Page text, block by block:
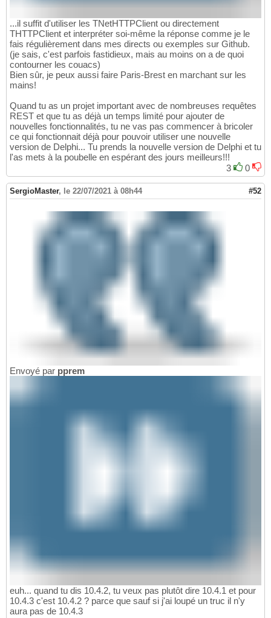
...il suffit d'utiliser les TNetHTTPClient ou directement
THTTPClient et interpréter soi-même la réponse comme je le
fais régulièrement dans mes directs ou exemples sur Github.
(je sais, c'est parfois fastidieux, mais au moins on a de quoi
contourner les couacs)
Bien sûr, je peux aussi faire Paris-Brest en marchant sur les
mains!
Quand tu as un projet important avec de nombreuses requêtes
REST et que tu as déjà un temps limité pour ajouter de
nouvelles fonctionnalités, tu ne vas pas commencer à bricoler
ce qui fonctionnait déjà pour pouvoir utiliser une nouvelle
version de Delphi... Tu prends la nouvelle version de Delphi et tu
l'as mets à la poubelle en espérant des jours meilleurs!!!
3
0
SergioMaster, le 22/07/2021 à 08h44 #52
Envoyé par pprem
euh... quand tu dis 10.4.2, tu veux pas plutôt dire 10.4.1 et pour
10.4.3 c'est 10.4.2 ? parce que sauf si j'ai loupé un truc il n'y
aura pas de 10.4.3